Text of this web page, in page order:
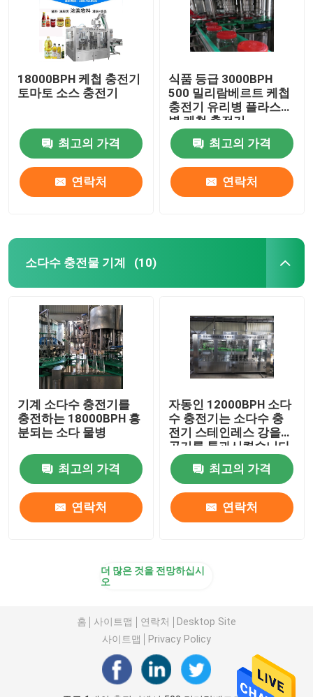
18000BPH 케첩 충전기
토마토 소스 충전기
최고의 가격
연락처
식품 등급 3000BPH
500 밀리람베르트 케첩
충전기 유리병 플라스틱
병 케첩 충전기
최고의 가격
연락처
소다수 충전물 기계 (10)
기계 소다수 충전기를
충전하는 18000BPH 흥
분되는 소다 물병
최고의 가격
연락처
자동인 12000BPH 소다
수 충전기는 소다수 충
전기 스테인레스 강을
공기를 통과시켰습니다
최고의 가격
연락처
더 많은 것을 전망하십시
오
홈 사이트맵 연락처
Desktop Site
사이트맵
Privacy Policy